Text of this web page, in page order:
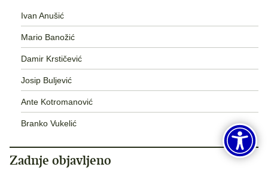
Ivan Anušić
Mario Banožić
Damir Krstičević
Josip Buljević
Ante Kotromanović
Branko Vukelić
Zadnje objavljeno